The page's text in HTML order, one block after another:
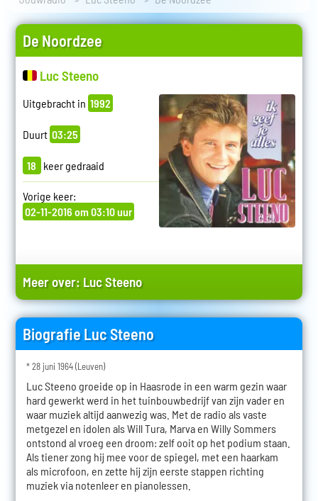
De Noordzee
Luc Steeno
Uitgebracht in 1992
Duurt 03:25
18 keer gedraaid
Vorige keer:
02-11-2016 om 03:10 uur
Meer over: Luc Steeno
Biografie Luc Steeno
* 28 juni 1964 (Leuven)
Luc Steeno groeide op in Haasrode in een warm gezin waar
hard gewerkt werd in het tuinbouwbedrijf van zijn vader en
waar muziek altijd aanwezig was. Met de radio als vaste
metgezel en idolen als Will Tura, Marva en Willy Sommers
ontstond al vroeg een droom: zelf ooit op het podium staan.
Als tiener zong hij mee voor de spiegel, met een haarkam
als microfoon, en zette hij zijn eerste stappen richting
muziek via notenleer en pianolessen.